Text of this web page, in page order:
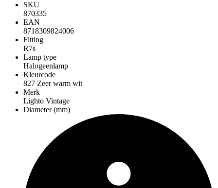
SKU
870335
EAN
8718309824006
Fitting
R7s
Lamp type
Halogeenlamp
Kleurcode
827 Zeer warm wit
Merk
Lighto Vintage
Diameter (mm)